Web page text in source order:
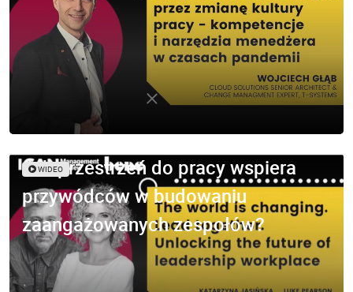
Jak przestrzeń do pracy wspiera
przywódców w budowaniu
zaangażowanych zespołów?
WIDEO